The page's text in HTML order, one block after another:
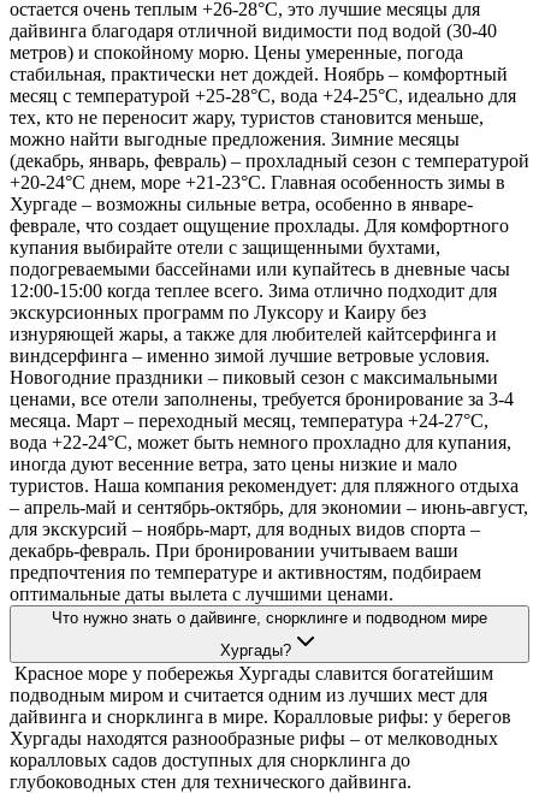
остается очень теплым +26-28°C, это лучшие месяцы для
дайвинга благодаря отличной видимости под водой (30-40
метров) и спокойному морю. Цены умеренные, погода
стабильная, практически нет дождей. Ноябрь – комфортный
месяц с температурой +25-28°C, вода +24-25°C, идеально для
тех, кто не переносит жару, туристов становится меньше,
можно найти выгодные предложения. Зимние месяцы
(декабрь, январь, февраль) – прохладный сезон с температурой
+20-24°C днем, море +21-23°C. Главная особенность зимы в
Хургаде – возможны сильные ветра, особенно в январе-
феврале, что создает ощущение прохлады. Для комфортного
купания выбирайте отели с защищенными бухтами,
подогреваемыми бассейнами или купайтесь в дневные часы
12:00-15:00 когда теплее всего. Зима отлично подходит для
экскурсионных программ по Луксору и Каиру без
изнуряющей жары, а также для любителей кайтсерфинга и
виндсерфинга – именно зимой лучшие ветровые условия.
Новогодние праздники – пиковый сезон с максимальными
ценами, все отели заполнены, требуется бронирование за 3-4
месяца. Март – переходный месяц, температура +24-27°C,
вода +22-24°C, может быть немного прохладно для купания,
иногда дуют весенние ветра, зато цены низкие и мало
туристов. Наша компания рекомендует: для пляжного отдыха
– апрель-май и сентябрь-октябрь, для экономии – июнь-август,
для экскурсий – ноябрь-март, для водных видов спорта –
декабрь-февраль. При бронировании учитываем ваши
предпочтения по температуре и активностям, подбираем
оптимальные даты вылета с лучшими ценами.
Что нужно знать о дайвинге, снорклинге и подводном мире
Хургады?
Красное море у побережья Хургады славится богатейшим
подводным миром и считается одним из лучших мест для
дайвинга и снорклинга в мире. Коралловые рифы: у берегов
Хургады находятся разнообразные рифы – от мелководных
коралловых садов доступных для снорклинга до
глубоководных стен для технического дайвинга.